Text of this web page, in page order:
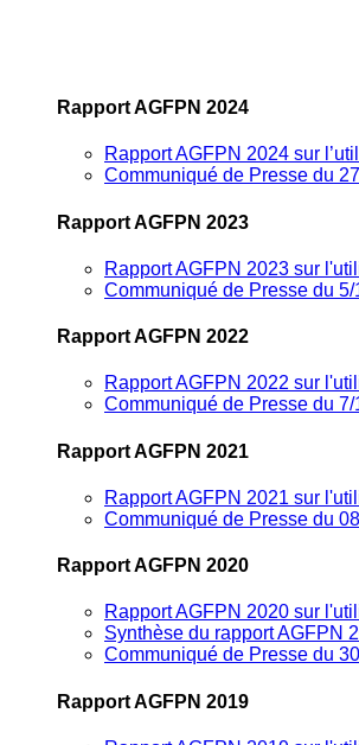
Rapport AGFPN 2024
Rapport AGFPN 2024 sur
Communiqué de Presse du
Rapport AGFPN 2023
Rapport AGFPN 2023 sur
Communiqué de Presse du
Rapport AGFPN 2022
Rapport AGFPN 2022 sur
Communiqué de Presse du
Rapport AGFPN 2021
Rapport AGFPN 2021 sur
Communiqué de Presse du
Rapport AGFPN 2020
Rapport AGFPN 2020 sur
Synthèse du rapport AGFPN
Communiqué de Presse du
Rapport AGFPN 2019